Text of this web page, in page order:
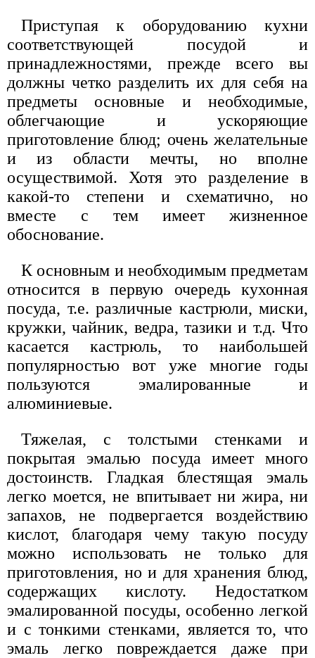
Приступая к оборудованию кухни
соответствующей посудой и
принадлежностями, прежде всего вы
должны четко разделить их для себя на
предметы основные и необходимые,
облегчающие и ускоряющие
приготовление блюд; очень желательные
и из области мечты, но вполне
осуществимой. Хотя это разделение в
какой-то степени и схематично, но
вместе с тем имеет жизненное
обоснование.
К основным и необходимым предметам
относится в первую очередь кухонная
посуда, т.е. различные кастрюли, миски,
кружки, чайник, ведра, тазики и т.д. Что
касается кастрюль, то наибольшей
популярностью вот уже многие годы
пользуются эмалированные и
алюминиевые.
Тяжелая, с толстыми стенками и
покрытая эмалью посуда имеет много
достоинств. Гладкая блестящая эмаль
легко моется, не впитывает ни жира, ни
запахов, не подвергается воздействию
кислот, благодаря чему такую посуду
можно использовать не только для
приготовления, но и для хранения блюд,
содержащих кислоту. Недостатком
эмалированной посуды, особенно легкой
и с тонкими стенками, является то, что
эмаль легко повреждается даже при